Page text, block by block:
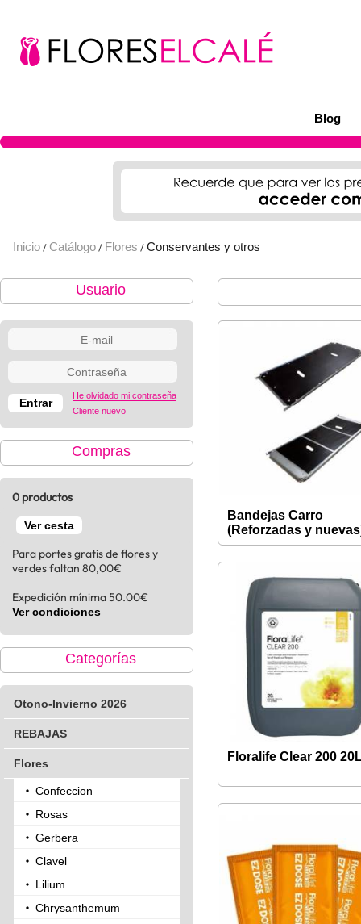
Blog
Inicio / Catálogo / Flores / Conservantes y otros
Usuario
He olvidado mi contraseña
Cliente nuevo
Compras
0 productos
Ver cesta
Para portes gratis de flores y
verdes faltan 80,00€
Expedición mínima 50.00€
Ver condiciones
Categorías
Otono-Invierno 2026
REBAJAS
Flores
Confeccion
Rosas
Gerbera
Clavel
Lilium
Chrysanthemum
Bandejas Carro
(Reforzadas y
Floralife Clear 200